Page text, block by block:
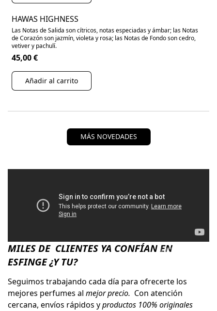
HAWAS HIGHNESS
Las Notas de Salida son cítricos, notas especiadas y ámbar; las Notas
de Corazón son jazmín, violeta y rosa; las Notas de Fondo son cedro,
vetiver y pachulí.
45,00 €
Añadir al carrito
MÁS NOVEDADES
Lattafa Official
MILES DE CLIENTES YA CONFÍAN EN
ESFINGE ¿Y TU?
Seguimos trabajando cada día para ofrecerte los
mejores perfumes al mejor precio. Con atención
cercana, envíos rápidos y productos 100% originales